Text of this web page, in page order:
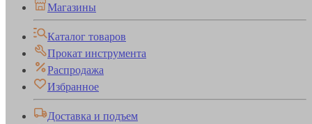
Магазины
Каталог товаров
Прокат инструмента
Распродажа
Избранное
Доставка и подъем